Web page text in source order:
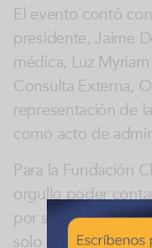
El evento contó
presidente, Jaime
médica, Luz
Consulta Externa,
representación de
como acto de
Para la Fundación
orgullo poder
por su entrega y
solo la alta calidad